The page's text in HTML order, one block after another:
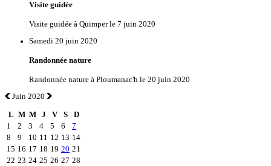
Visite guidée
Visite guidée à Quimper le 7 juin 2020
Samedi 20 juin 2020
Randonnée nature
Randonnée nature à Ploumanac'h le 20 juin 2020
Juin 2020
L M M J V S
D
1
2 3 4 5 6
7
8
9 10 11 12 13 14
15 16 17 18 19 20 21
22 23 24 25 26 27 28